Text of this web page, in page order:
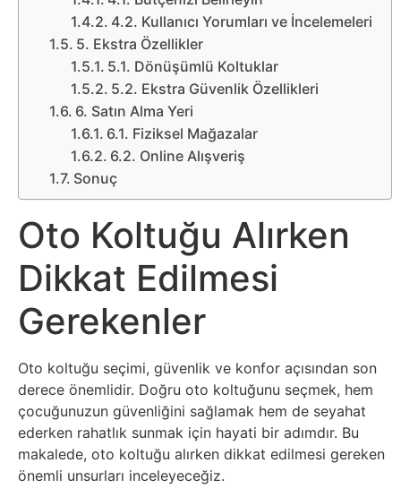
Dokümanlar
Domain
Download
E-
Devlet
Eğitim
Elektronik
Cihazlar
Facebook
Felsefe
Finans
4.2. Kullanıcı Yorumları ve İncelemeleri
5. Ekstra Özellikler
5.1. Dönüşümlü Koltuklar
5.2. Ekstra Güvenlik Özellikleri
6. Satın Alma Yeri
6.1. Fiziksel Mağazalar
6.2. Online Alışveriş
Sonuç
Oto Koltuğu Alırken
Dikkat Edilmesi
Gerekenler
Oto koltuğu seçimi, güvenlik ve konfor açısından son
derece önemlidir. Doğru oto koltuğunu seçmek, hem
çocuğunuzun güvenliğini sağlamak hem de seyahat
ederken rahatlık sunmak için hayati bir adımdır. Bu
makalede, oto koltuğu alırken dikkat edilmesi gereken
önemli unsurları inceleyeceğiz.